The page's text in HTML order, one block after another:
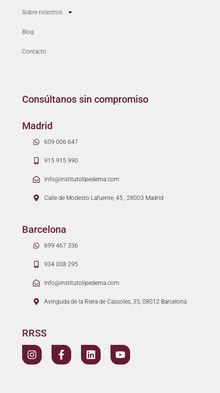
Sobre nosotros
Blog
Contacto
Consúltanos sin compromiso
Madrid
609 006 647
915 915 990
info@institutolipedema.com
Calle de Modesto Lafuente, 45 , 28003 Madrid
Barcelona
699 467 336
934 008 295
info@institutolipedema.com
Avinguda de la Riera de Cassoles, 35, 08012 Barcelona
RRSS